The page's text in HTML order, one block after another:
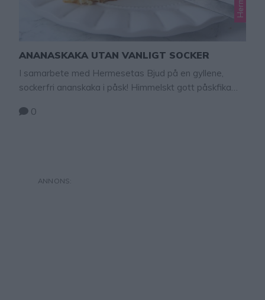
ANANASKAKA UTAN VANLIGT SOCKER
I samarbete med Hermesetas Bjud på en gyllene,
sockerfri ananskaka i påsk! Himmelskt gott påskfika
Hermesetas lättströ som innehåller 90 % mindre
0